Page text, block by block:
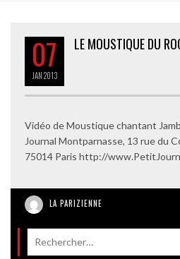
07
JAN2013
LE MOUSTIQUE DU
Vidéo de Moustique chantant
Journal Montparnasse, 13 rue du
75014 Paris http://
LA PARIZIENNE